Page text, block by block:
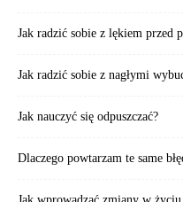
Jak radzić sobie z lękiem przed
Jak radzić sobie z nagłymi
Jak nauczyć się odpuszczać?
Dlaczego powtarzam te same